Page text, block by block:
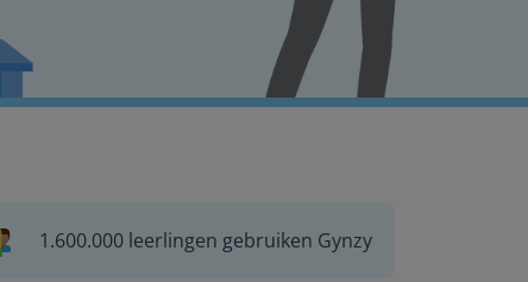
1.600.000 leerlingen gebruiken Gynzy